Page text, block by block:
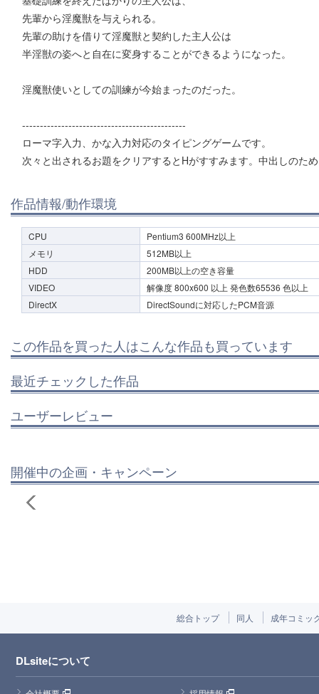
先輩から淫魔獣を与えられる。
先輩の助けを借りて淫魔獣と契約した主人公は
半淫獣の姿へと自在に変身することができるようになった。
淫魔獣使いとしての訓練が今始まったのだった。
----------------------------------------------
ローマ字入力、かな入力対応のタイピングゲームです。
次々と出されるお題をクリアするとHがすすみます。中出しのた
作品情報/動作環境
CPU
Pentium3 600MHz以上
メモリ
512MB以上
HDD
200MB以上の空き容量
VIDEO
解像度 800x600 以上 発色数65536 色以上
DirectX
DirectSoundに対応したPCM音源
この作品を買った人はこんな作品も買っています
最近チェックした作品
ユーザーレビュー
開催中の企画・キャンペーン
総合トップ 同人 成年コミッ
DLsiteについて